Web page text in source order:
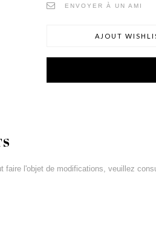
ENVOYER À UN AMI
AJOUT
faire l'objet de modifications, veuillez